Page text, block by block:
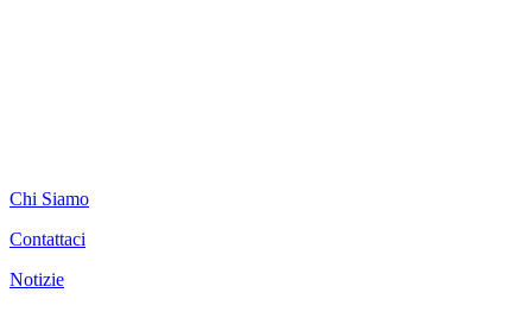
Chi Siamo
Contattaci
Notizie